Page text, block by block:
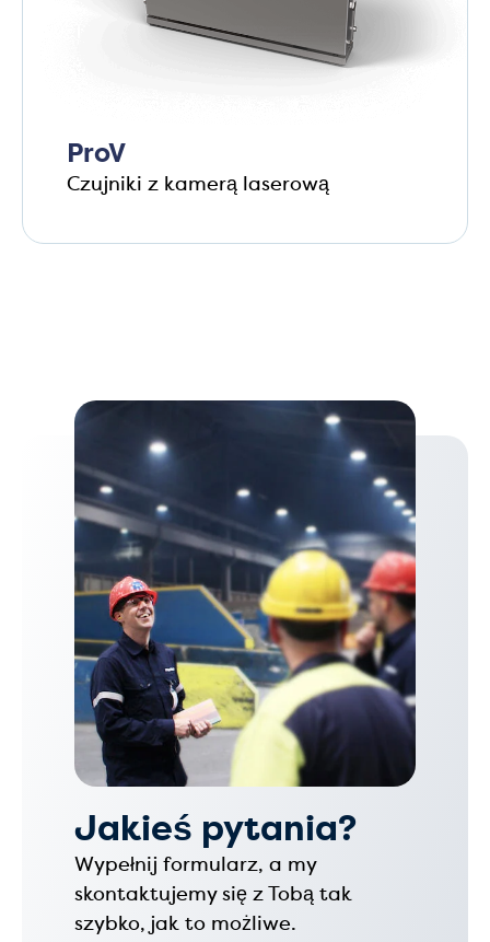
ProV
Czujniki z kamerą laserową
Jakieś pytania?
Wypełnij formularz, a my
skontaktujemy się z Tobą tak
szybko, jak to możliwe.